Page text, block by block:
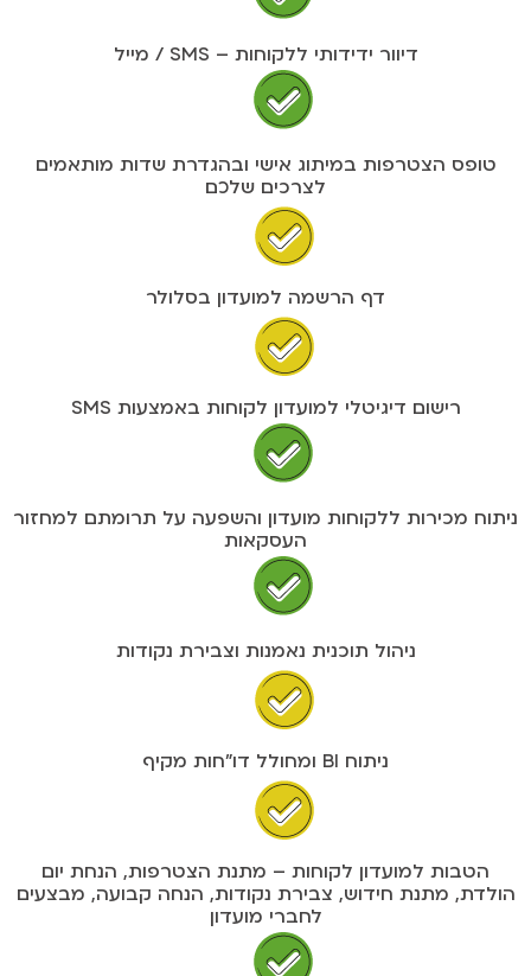
דיוור ידידותי ללקוחות – SMS / מייל
טופס הצטרפות במיתוג אישי ובהגדרת שדות מותאמים
לצרכים שלכם
דף הרשמה למועדון בסלולר
רישום דיגיטלי למועדון לקוחות באמצעות SMS
ניתוח מכירות ללקוחות מועדון והשפעה על תרומתם למחזור
העסקאות
ניהול תוכנית נאמנות וצבירת נקודות
ניתוח BI ומחולל דו"חות מקיף
הטבות למועדון לקוחות – מתנת הצטרפות, הנחת יום
הולדת, מתנת חידוש, צבירת נקודות, הנחה קבועה, מבצעים
לחברי מועדון